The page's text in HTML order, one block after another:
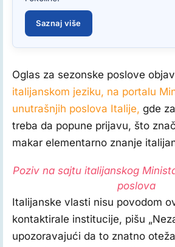
Saznaj više
Oglas za sezonske poslove
italijanskom jeziku, na portalu
unutrašnjih poslova Italije, gde
treba da popune prijavu, što
makar elementarno znanje
Poziv na sajtu italijanskog
poslova
Italijanske vlasti nisu povodom
kontaktirale institucije, pišu
upozoravajući da to znatno